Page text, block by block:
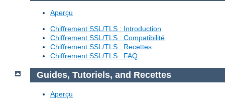
Aperçu
Chiffrement SSL/TLS : Introduction
Chiffrement SSL/TLS : Compatibilité
Chiffrement SSL/TLS : Recettes
Chiffrement SSL/TLS : FAQ
Guides, Tutoriels, and Recettes
Aperçu